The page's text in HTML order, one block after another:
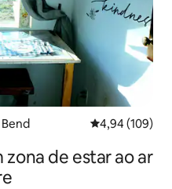
Classificação
4,94 (109)
zona de estar ao ar